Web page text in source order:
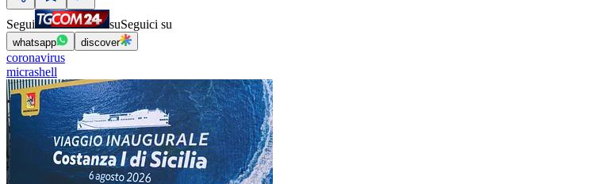
Segui suSeguici su
whatsapp discover
coronavirus
micrashell